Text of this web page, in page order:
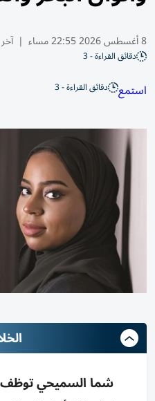
8 أغسطس 2026 22:55 مساء |
دقائق القراءة - 3
استمع دقائق القراءة - 3
شما السميحي توظف